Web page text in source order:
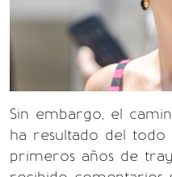
Sin embargo, el
ha resultado del todo
primeros años de